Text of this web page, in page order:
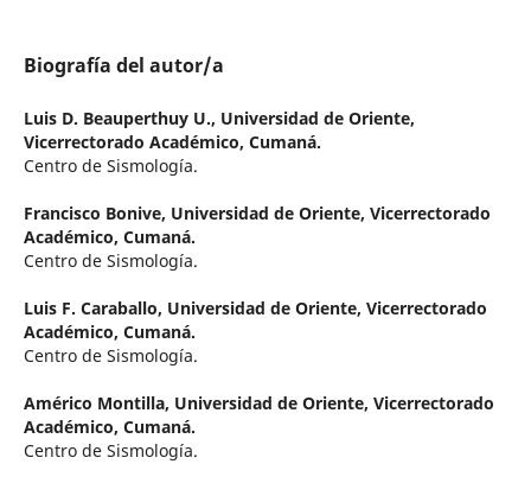
Biografía del autor/a
Luis D. Beauperthuy U., Universidad de Oriente,
Vicerrectorado Académico, Cumaná.
Centro de Sismología.
Francisco Bonive, Universidad de Oriente, Vicerrectorado
Académico, Cumaná.
Centro de Sismología.
Luis F. Caraballo, Universidad de Oriente, Vicerrectorado
Académico, Cumaná.
Centro de Sismología.
Américo Montilla, Universidad de Oriente, Vicerrectorado
Académico, Cumaná.
Centro de Sismología.